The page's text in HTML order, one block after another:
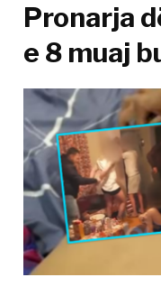
Pronarja
e 8 muaj